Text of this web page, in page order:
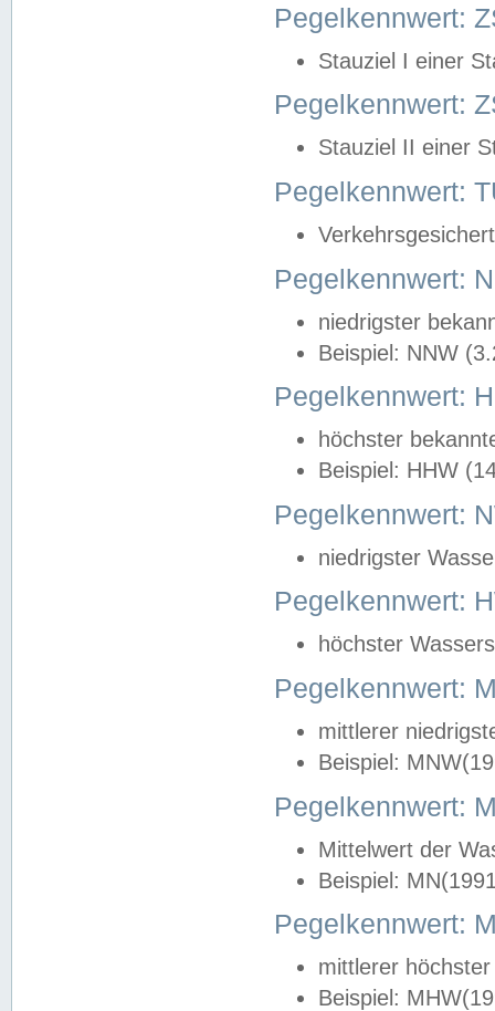
Pegelkennwert:
Stauziel I einer
Pegelkennwert:
Stauziel II einer
Pegelkennwert:
Pegelkennwert:
niedrigster
Beispiel: NNW
Pegelkennwert:
höchster
Beispiel: HHW
Pegelkennwert:
niedrigster
Pegelkennwert:
höchster
Pegelkennwert:
mittlerer
Beispiel:
Pegelkennwert:
Mittelwert der
Beispiel:
Pegelkennwert:
mittlerer
Beispiel: